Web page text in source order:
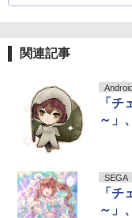
関連記事
「
～」
SEGA
「
～」